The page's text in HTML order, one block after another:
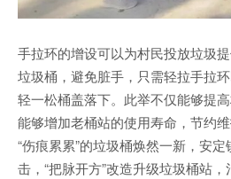
手拉环的增设可以为村民投放垃圾
垃圾桶，避免脏手，只需轻拉手拉
轻一松桶盖落下。此举不仅能够提
能够增加老桶站的使用寿命，节约维
“伤痕累累”的垃圾桶焕然一新，安定
击，“把脉开方”改造升级垃圾桶站，